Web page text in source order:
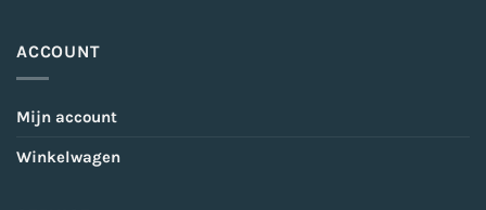
ACCOUNT
Mijn account
Winkelwagen